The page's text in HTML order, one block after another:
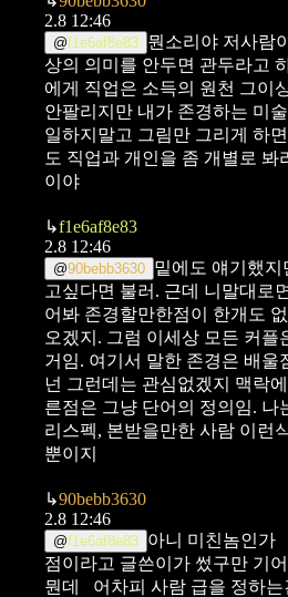
2.8 12:46
@f1e6af8e83 뭔소리야 저사람
상의 의미를 안두면 관두라고
에게 직업은 소득의 원천 그이
안팔리지만 내가 존경하는 미
일하지말고 그림만 그리게 하
도 직업과 개인을 좀 개별로 봐
이야
↳f1e6af8e83
2.8 12:46
@90bebb3630 밑에도 얘기했지
고싶다면 불러. 근데 니말대로
어봐 존경할만한점이 한개도
오겠지. 그럼 이세상 모든 커
거임. 여기서 말한 존경은 배울
넌 그런데는 관심없겠지 맥락
른점은 그냥 단어의 정의임. 나
리스펙, 본받을만한 사람 이런
뿐이지
↳90bebb3630
2.8 12:46
@f1e6af8e83 아니 미친놈인가
점이라고 글쓴이가 썼구만 기
뭔데
어차피 사람 급을 정하